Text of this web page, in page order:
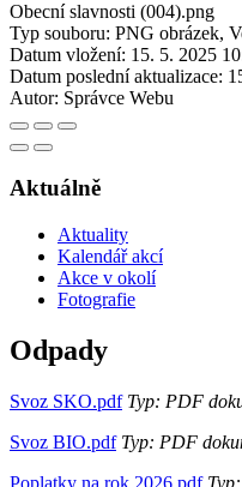
Obecní slavnosti (004).png
Typ souboru: PNG obrázek,
Datum vložení: 15. 5. 2025
Datum poslední aktualizace:
Autor: Správce Webu
Aktuálně
Aktuality
Kalendář akcí
Akce v okolí
Fotografie
Odpady
Svoz SKO.pdfTyp: PDF
Svoz BIO.pdfTyp: PDF
Poplatky na rok 2026.pdfTyp: